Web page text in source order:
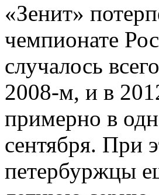
«Зенит»
чемпионате
случалось
2008-м, и в
примерно в
сентября. При
петербуржцы